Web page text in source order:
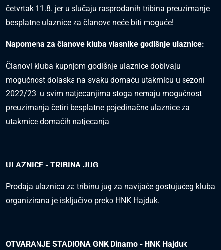
četvrtak 11.8. jer u slučaju rasprodanih tribina preuzimanje
besplatne ulaznice za članove neće biti moguće!
Napomena za članove kluba vlasnike godišnje ulaznice:
Članovi kluba kupnjom godišnje ulaznice dobivaju
mogućnost dolaska na svaku domaću utakmicu u sezoni
2022/23. u svim natjecanjima stoga nemaju mogućnost
preuzimanja četiri besplatne pojedinačne ulaznice za
utakmice domaćih natjecanja.
ULAZNICE - TRIBINA JUG
Prodaja ulaznica za tribinu jug za navijače gostujućeg kluba
organizirana je isključivo preko HNK Hajduk.
OTVARANJE STADIONA GNK Dinamo - HNK Hajduk